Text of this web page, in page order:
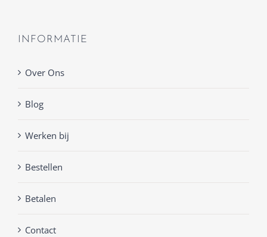
INFORMATIE
Over Ons
Blog
Werken bij
Bestellen
Betalen
Contact